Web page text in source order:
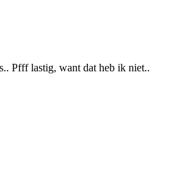
Pfff lastig, want dat heb ik niet..